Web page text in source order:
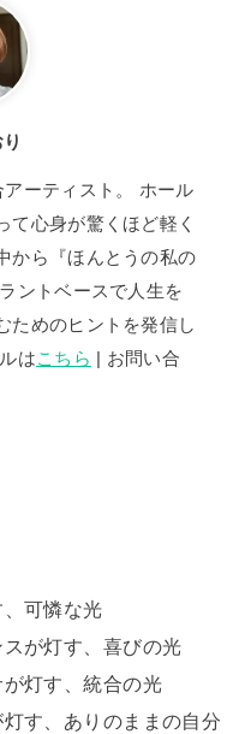
ーティスト。 ホール
て心身が驚くほど軽く
から『ほんとうの私の
ントベースで人生を
ためのヒントを発信し
はこちら
| お問い合
可憐な光
が灯す、喜びの光
灯す、統合の光
す、ありのままの自分